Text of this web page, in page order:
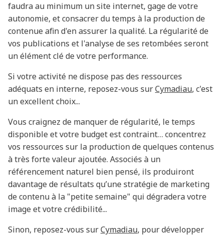
faudra au minimum un site internet, gage de votre
autonomie, et consacrer du temps à la production de
contenue afin d'en assurer la qualité. La régularité de
vos publications et l'analyse de ses retombées seront
un élément clé de votre performance.
Si votre activité ne dispose pas des ressources
adéquats en interne, reposez-vous surCymadiau, c'est
un excellent choix...
Vous craignez de manquer de régularité, le temps
disponible et votre budget est contraint… concentrez
vos ressources sur la production de quelques contenus
à très forte valeur ajoutée. Associés à un
référencement naturel bien pensé, ils produiront
davantage de résultats qu’une stratégie de marketing
de contenu à la "petite semaine" qui dégradera votre
image et votre crédibilité...
Sinon, reposez-vous surCymadiau, pour développer